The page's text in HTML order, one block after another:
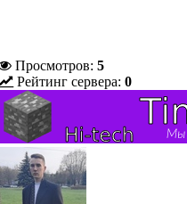
Просмотров: 5
Рейтинг сервера: 0